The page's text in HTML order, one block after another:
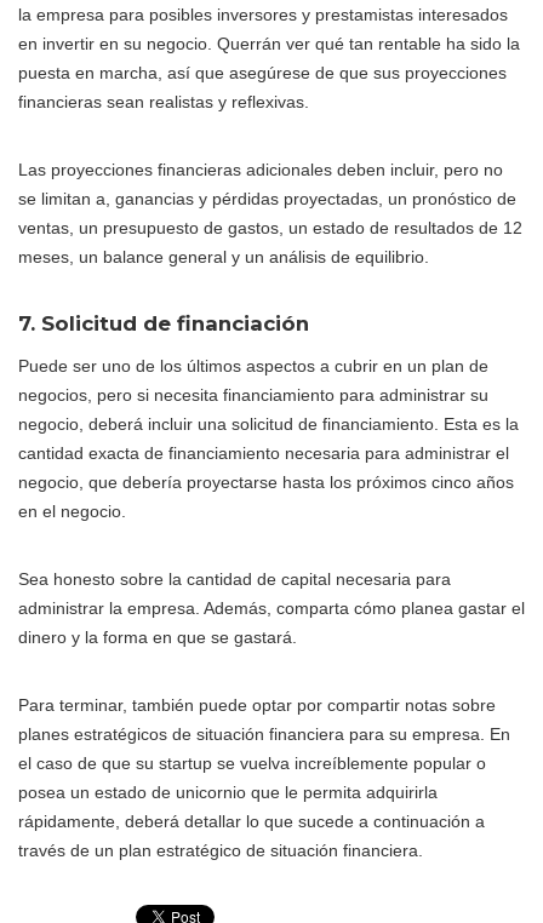
la empresa para posibles inversores y prestamistas interesados
en invertir en su negocio. Querrán ver qué tan rentable ha sido la
puesta en marcha, así que asegúrese de que sus proyecciones
financieras sean realistas y reflexivas.
Las proyecciones financieras adicionales deben incluir, pero no
se limitan a, ganancias y pérdidas proyectadas, un pronóstico de
ventas, un presupuesto de gastos, un estado de resultados de 12
meses, un balance general y un análisis de equilibrio.
7. Solicitud de financiación
Puede ser uno de los últimos aspectos a cubrir en un plan de
negocios, pero si necesita financiamiento para administrar su
negocio, deberá incluir una solicitud de financiamiento. Esta es la
cantidad exacta de financiamiento necesaria para administrar el
negocio, que debería proyectarse hasta los próximos cinco años
en el negocio.
Sea honesto sobre la cantidad de capital necesaria para
administrar la empresa. Además, comparta cómo planea gastar el
dinero y la forma en que se gastará.
Para terminar, también puede optar por compartir notas sobre
planes estratégicos de situación financiera para su empresa. En
el caso de que su startup se vuelva increíblemente popular o
posea un estado de unicornio que le permita adquirirla
rápidamente, deberá detallar lo que sucede a continuación a
través de un plan estratégico de situación financiera.